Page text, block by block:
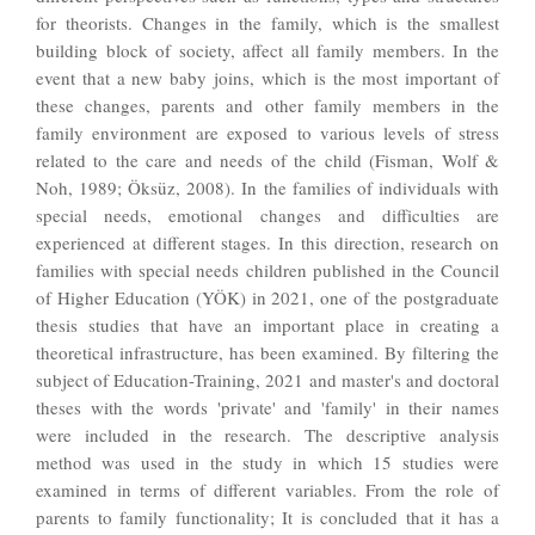
for theorists. Changes in the family, which is the smallest
building block of society, affect all family members. In the
event that a new baby joins, which is the most important of
these changes, parents and other family members in the
family environment are exposed to various levels of stress
related to the care and needs of the child (Fisman, Wolf &
Noh, 1989; Öksüz, 2008). In the families of individuals with
special needs, emotional changes and difficulties are
experienced at different stages. In this direction, research on
families with special needs children published in the Council
of Higher Education (YÖK) in 2021, one of the postgraduate
thesis studies that have an important place in creating a
theoretical infrastructure, has been examined. By filtering the
subject of Education-Training, 2021 and master's and doctoral
theses with the words 'private' and 'family' in their names
were included in the research. The descriptive analysis
method was used in the study in which 15 studies were
examined in terms of different variables. From the role of
parents to family functionality; It is concluded that it has a